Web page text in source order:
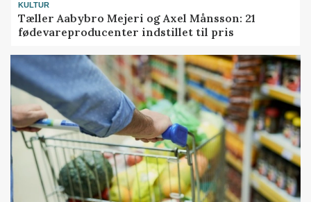
KULTUR
Tæller Aabybro Mejeri og Axel Månsson: 21
fødevareproducenter indstillet til pris